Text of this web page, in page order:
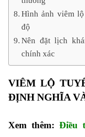
Hình ảnh viêm
độ
Nên đặt lịch
chính xác
VIÊM LỘ
ĐỊNH NGHĨA
Xem thêm:Điều